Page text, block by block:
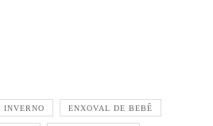
INVERNO ENXOVAL DE BEBÊ